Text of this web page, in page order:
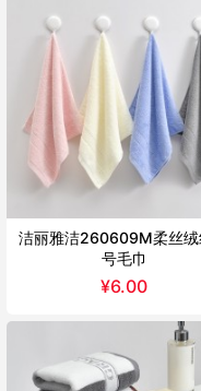
洁丽雅洁260609M柔丝绒
号毛巾
¥6.00